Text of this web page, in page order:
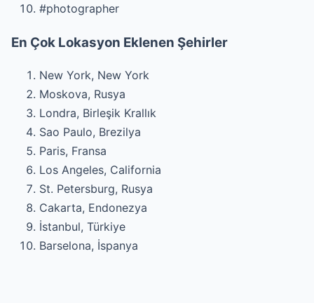
#photographer
En Çok Lokasyon Eklenen Şehirler
New York, New York
Moskova, Rusya
Londra, Birleşik Krallık
Sao Paulo, Brezilya
Paris, Fransa
Los Angeles, California
St. Petersburg, Rusya
Cakarta, Endonezya
İstanbul, Türkiye
Barselona, İspanya